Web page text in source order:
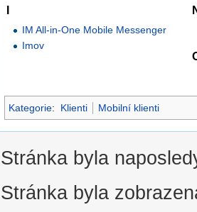
IM All-in-One Mobile Messenger
Imov
Kategorie: Klienti Mobilní klienti
Stránka byla
Stránka byla